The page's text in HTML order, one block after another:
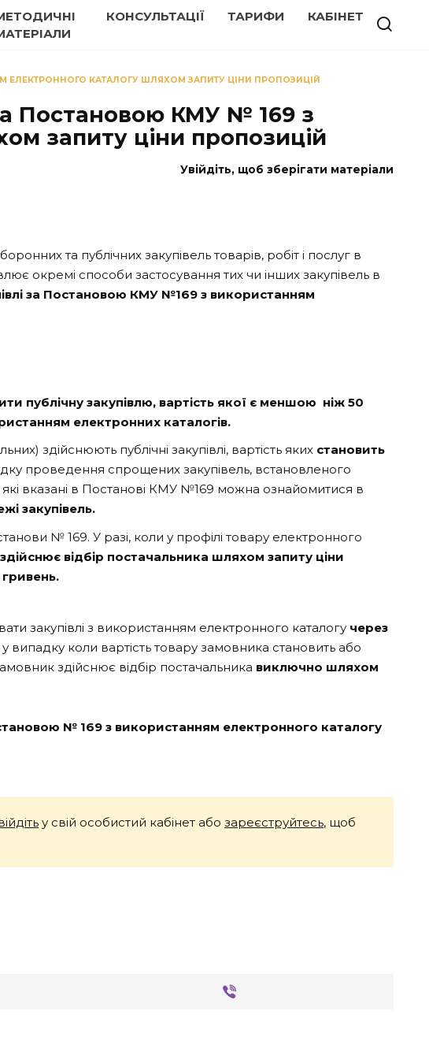
КОНСУЛЬТАЦІЇ ТАРИФИ КАБІНЕТ
ЕЛЕКТРОННОГО КАТАЛОГУ ШЛЯХОМ ЗАПИТУ ЦІНИ ПРОПОЗИЦІЙ
Постановою КМУ № 169 з
запиту ціни пропозицій
Увійдіть, щоб зберігати матеріали
та публічних закупівель товарів, робіт і послуг в
окремі способи застосування тих чи інших закупівель в
за Постановою КМУ №169 з використанням
публічну закупівлю, вартість якої є меншою ніж 50
електронних каталогів.
здійснюють публічні закупівлі, вартість яких становить
проведення спрощених закупівель, встановленого
які вказані в Постанові КМУ №169 можна ознайомитися в
закупівель.
№ 169. У разі, коли у профілі товару електронного
відбір постачальника шляхом запиту ціни
закупівлі з використанням електронного каталогу через
у випадку коли вартість товару замовника становить або
здійснює відбір постачальника виключно шляхом
№ 169 з використанням електронного каталогу
у свій особистий кабінет або зареєструйтесь, щоб